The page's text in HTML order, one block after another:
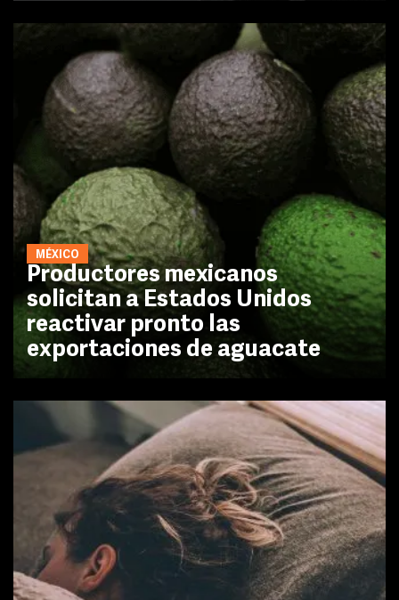
MÉXICO
Productores mexicanos
solicitan a Estados Unidos
reactivar pronto las
exportaciones de aguacate